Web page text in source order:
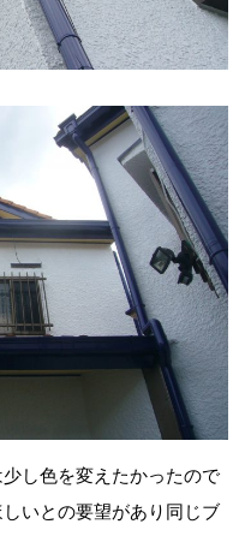
し色を変えたかったので
いとの要望があり同じブ